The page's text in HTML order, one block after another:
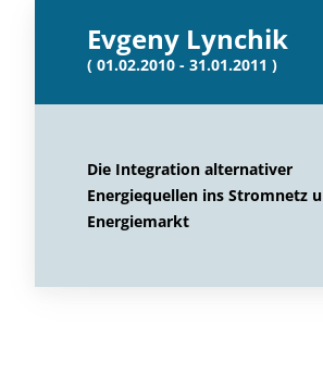
Evgeny Lynchik
( 01.02.2010 - 31.01.2011 )
Die Integration alternativer
Energiequellen ins Stromnetz
Energiemarkt